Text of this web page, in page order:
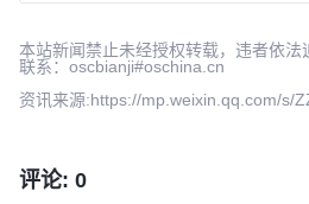
本站新闻禁止未经授权转载，违者依
联系：oscbianji#oschina.cn
资讯来源:https://mp.weixin.qq.com/s/
评论: 0